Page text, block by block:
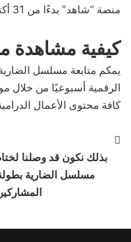
منصة “شاهد” بدءًا من 31 أكتوبر 2025.
كيفية مشاهدة
يمكم متابعة مسلسل
الرقمية أسبوعيًا من خلال
كافة محتوى الأعمال
بذلك نكون قد وصلنا
مسلسل الضارية